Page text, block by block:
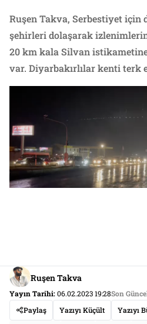
Ruşen Takva, Serbestiyet için
şehirleri dolaşarak
20 km kala Silvan
var. Diyarbakırlılar kenti terk
Ruşen Takva
Yayın Tarihi:06.02.2023 19:28Son
Paylaş
Yazıyı Küçült Yazıyı